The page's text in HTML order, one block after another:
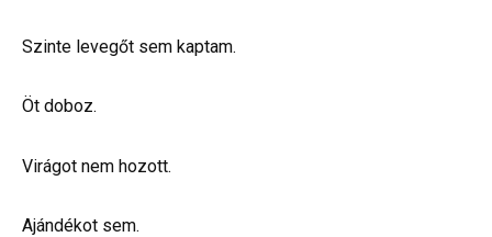
Szinte levegőt sem kaptam.
Öt doboz.
Virágot nem hozott.
Ajándékot sem.